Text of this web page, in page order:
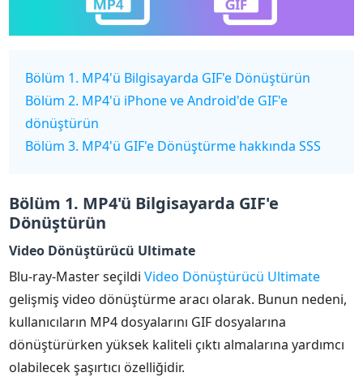
Bölüm 1. MP4'ü Bilgisayarda GIF'e Dönüştürün
Bölüm 2. MP4'ü iPhone ve Android'de GIF'e
dönüştürün
Bölüm 3. MP4'ü GIF'e Dönüştürme hakkında SSS
Bölüm 1. MP4'ü Bilgisayarda GIF'e
Dönüştürün
Video Dönüştürücü Ultimate
Blu-ray-Master seçildiVideo Dönüştürücü Ultimate
gelişmiş video dönüştürme aracı olarak. Bunun nedeni,
kullanıcıların MP4 dosyalarını GIF dosyalarına
dönüştürürken yüksek kaliteli çıktı almalarına yardımcı
olabilecek şaşırtıcı özelliğidir.